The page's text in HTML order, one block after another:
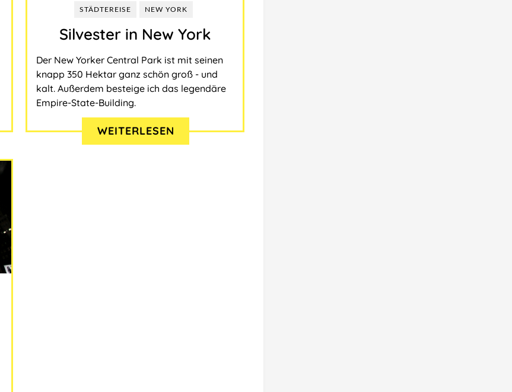
STÄDTEREISE NEW YORK
Silvester in New York
Der New Yorker Central Park ist mit seinen
knapp 350 Hektar ganz schön groß - und
kalt. Außerdem besteige ich das legendäre
Empire-State-Building.
WEITERLESEN